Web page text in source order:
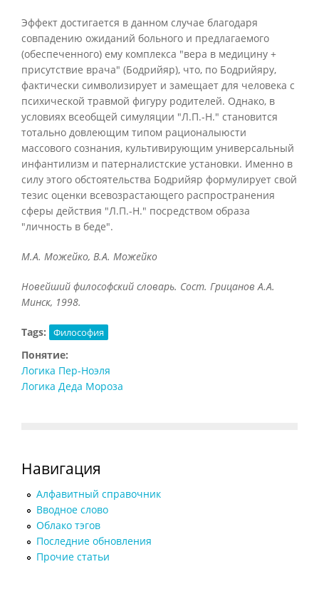
Эффект достигается в данном случае благодаря
совпадению ожиданий больного и предлагаемого
(обеспеченного) ему комплекса "вера в медицину +
присутствие врача" (Бодрийяр), что, по Бодрийяру,
фактически символизирует и замещает для человека с
психической травмой фигуру родителей. Однако, в
условиях всеобщей симуляции "Л.П.-Н." становится
тотально довлеющим типом рационалыюсти
массового сознания, культивирующим универсальный
инфантилизм и патерналистские установки. Именно в
силу этого обстоятельства Бодрийяр формулирует свой
тезис оценки всевозрастающего распространения
сферы действия "Л.П.-Н." посредством образа
"личность в беде".
М.А. Можейко, В.А. Можейко
Новейший философский словарь. Сост. Грицанов А.А.
Минск, 1998.
Tags: Философия
Понятие:
Логика Пер-Ноэля
Логика Деда Мороза
Навигация
Алфавитный справочник
Вводное слово
Облако тэгов
Последние обновления
Прочие статьи